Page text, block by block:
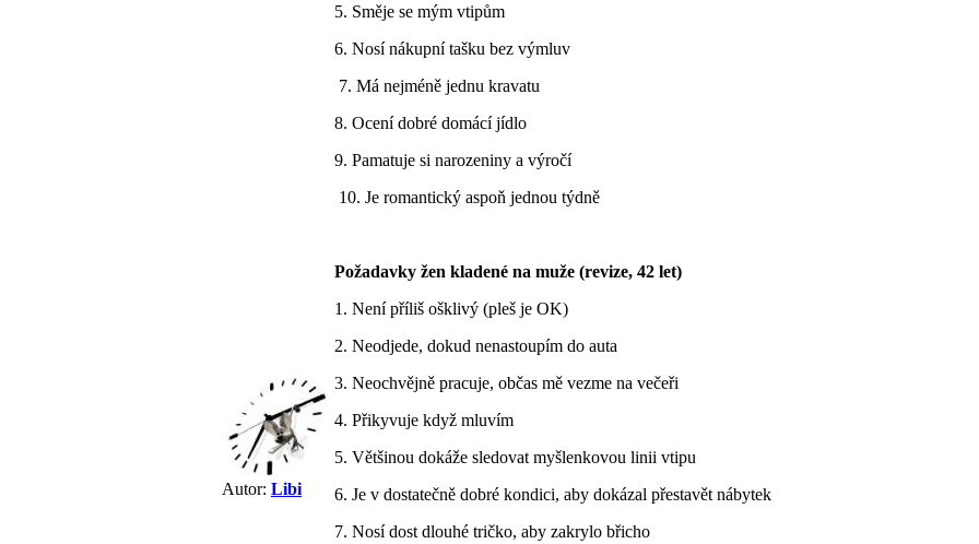
Autor: Libi
5. Směje se mým vtipům
6. Nosí nákupní tašku bez výmluv
7. Má nejméně jednu kravatu
8. Ocení dobré domácí jídlo
9. Pamatuje si narozeniny a výročí
10. Je romantický aspoň jednou týdně
Požadavky žen kladené na muže (revize, 42 let)
1. Není příliš ošklivý (pleš je OK)
2. Neodjede, dokud nenastoupím do auta
3. Neochvějně pracuje, občas mě vezme na večeři
4. Přikyvuje když mluvím
5. Většinou dokáže sledovat myšlenkovou linii vtipu
6. Je v dostatečně dobré kondici, aby dokázal přestavět nábytek
7. Nosí dost dlouhé tričko, aby zakrylo břicho